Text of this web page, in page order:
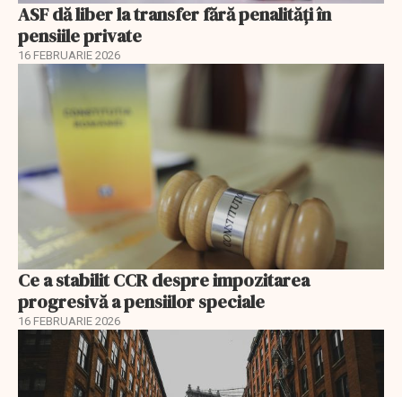
ASF dă liber la transfer fără penalități în
pensiile private
16 FEBRUARIE 2026
Ce a stabilit CCR despre impozitarea
progresivă a pensiilor speciale
16 FEBRUARIE 2026